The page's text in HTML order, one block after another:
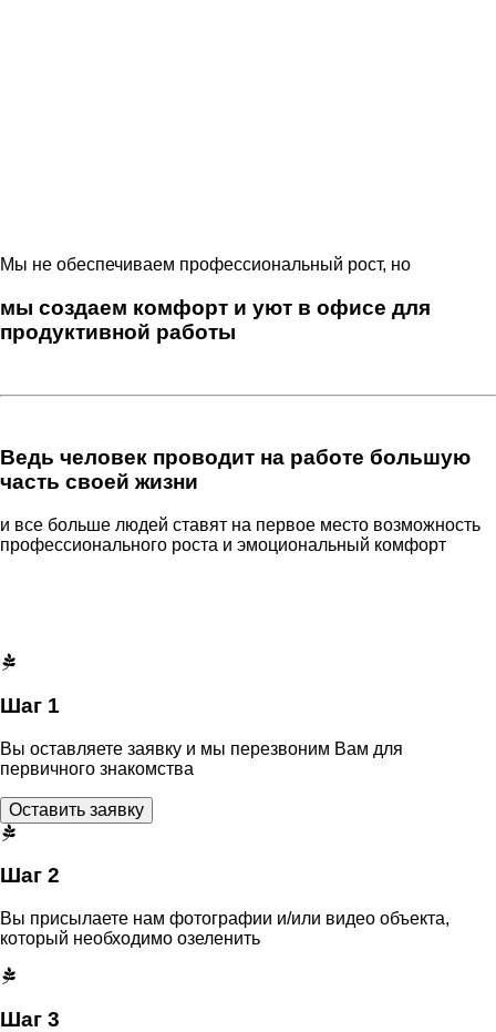
Мы не обеспечиваем профессиональный рост, но
мы создаем комфорт и уют в офисе для
продуктивной работы
Ведь человек проводит на работе большую
часть своей жизни
и все больше людей ставят на первое место возможность
профессионального роста и эмоциональный комфорт
Шаг 1
Вы оставляете заявку и мы перезвоним Вам для
первичного знакомства
Оставить заявку
Шаг 2
Вы присылаете нам фотографии и/или видео объекта,
который необходимо озеленить
Шаг 3